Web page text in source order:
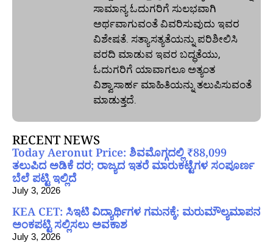
ಸಾಮಾನ್ಯ ಓದುಗರಿಗೆ ಸುಲಭವಾಗಿ
ಅರ್ಥವಾಗುವಂತೆ ವಿವರಿಸುವುದು ಇವರ
ವಿಶೇಷತೆ. ಸತ್ಯಾಸತ್ಯತೆಯನ್ನು ಪರಿಶೀಲಿಸಿ
ವರದಿ ಮಾಡುವ ಇವರ ಬದ್ಧತೆಯು,
ಓದುಗರಿಗೆ ಯಾವಾಗಲೂ ಅತ್ಯಂತ
ವಿಶ್ವಾಸಾರ್ಹ ಮಾಹಿತಿಯನ್ನು ತಲುಪಿಸುವಂತೆ
ಮಾಡುತ್ತದೆ.
RECENT NEWS
Today Aeronut Price: ಶಿವಮೊಗ್ಗದಲ್ಲಿ ₹88,099
ತಲುಪಿದ ಅಡಿಕೆ ದರ; ರಾಜ್ಯದ ಇತರೆ ಮಾರುಕಟ್ಟೆಗಳ ಸಂಪೂರ್ಣ
ಬೆಲೆ ಪಟ್ಟಿ ಇಲ್ಲಿದೆ
July 3, 2026
KEA CET: ಸಿಇಟಿ ವಿದ್ಯಾರ್ಥಿಗಳ ಗಮನಕ್ಕೆ; ಮರುಮೌಲ್ಯಮಾಪನ
ಅಂಕಪಟ್ಟಿ ಸಲ್ಲಿಸಲು ಅವಕಾಶ
July 3, 2026